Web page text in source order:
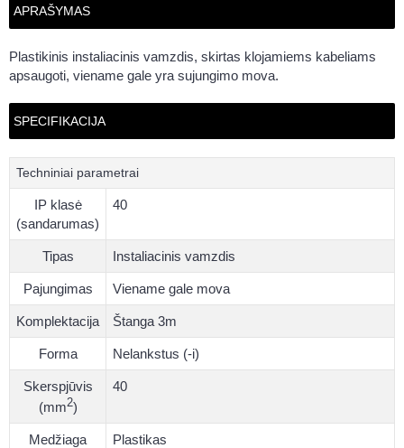
APRAŠYMAS
Plastikinis instaliacinis vamzdis, skirtas klojamiems kabeliams
apsaugoti, viename gale yra sujungimo mova.
SPECIFIKACIJA
Techniniai parametrai
IP klasė
(sandarumas)
40
Tipas Instaliacinis vamzdis
Pajungimas Viename gale mova
Komplektacija Štanga 3m
Forma Nelankstus (-i)
Skerspjūvis
(mm2)
40
Medžiaga Plastikas